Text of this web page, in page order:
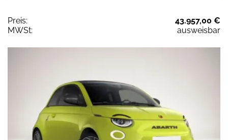
Preis:
43.957,00 €
MWSt:
ausweisbar